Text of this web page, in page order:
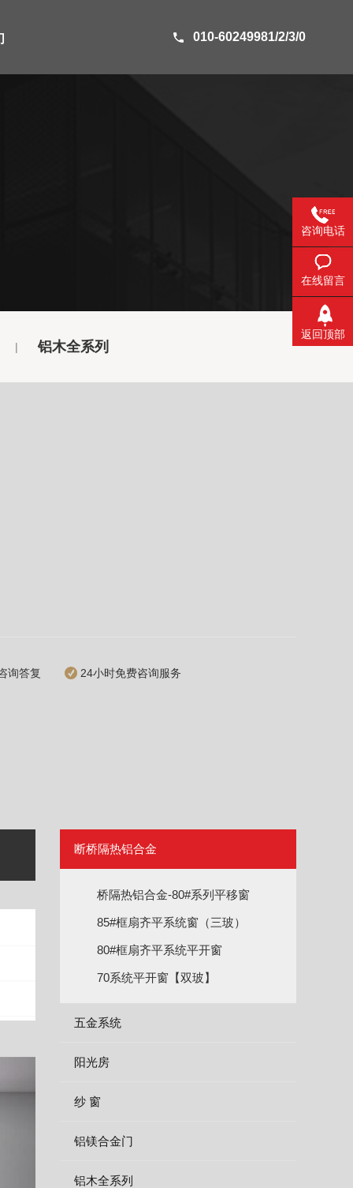
010-60249981/2/3/0
铝木全系列
询答复 24小时免费咨询服务
断桥隔热铝合金
桥隔热铝合金-80#系列平移窗
85#框扇齐平系统窗（三玻）
80#框扇齐平系统平开窗
70系统平开窗【双玻】
五金系统
阳光房
纱 窗
铝镁合金门
铝木全系列
咨询电话
在线留言
返回顶部